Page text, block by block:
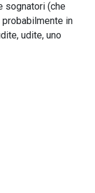
sognatori (che
probabilmente in
udite, uno